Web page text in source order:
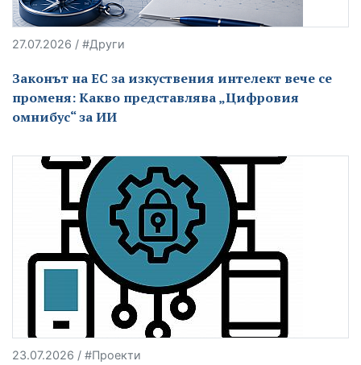
27.07.2026 / #Други
Законът на ЕС за изкуствения интелект вече се
променя: Какво представлява „Цифровия
омнибус“ за ИИ
23.07.2026 / #Проекти